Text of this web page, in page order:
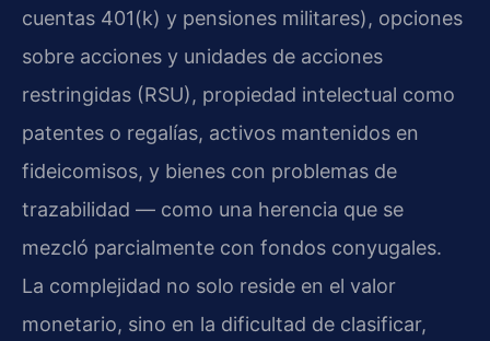
cuentas 401(k) y pensiones militares), opciones
sobre acciones y unidades de acciones
restringidas (RSU), propiedad intelectual como
patentes o regalías, activos mantenidos en
fideicomisos, y bienes con problemas de
trazabilidad — como una herencia que se
mezcló parcialmente con fondos conyugales.
La complejidad no solo reside en el valor
monetario, sino en la dificultad de clasificar,